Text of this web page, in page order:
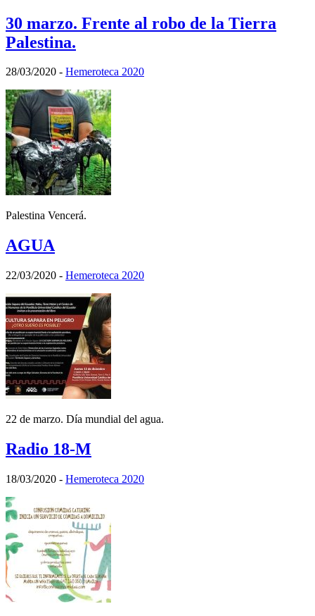
30 marzo. Frente al robo de la Tierra
Palestina.
28/03/2020 - Hemeroteca 2020
Palestina Vencerá.
AGUA
22/03/2020 - Hemeroteca 2020
22 de marzo. Día mundial del agua.
Radio 18-M
18/03/2020 - Hemeroteca 2020